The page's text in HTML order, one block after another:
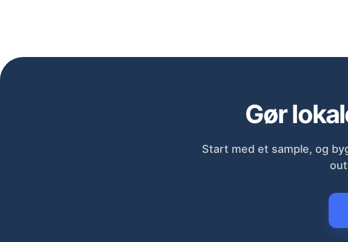
Gør
Start med et sample, og